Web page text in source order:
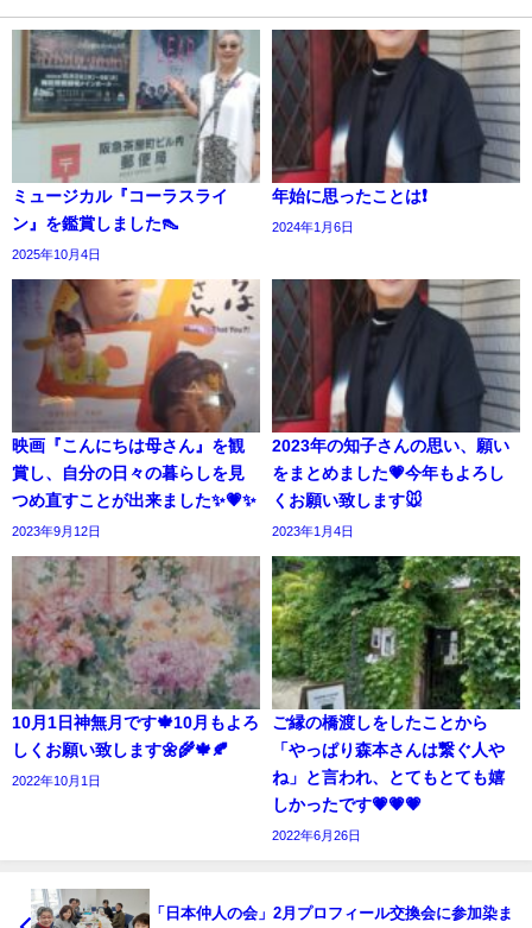
ミュージカル『コーラスライ
ン』を鑑賞しました👠
2025年10月4日
年始に思ったことは❗️
2024年1月6日
映画『こんにちは母さん』を観
賞し、自分の日々の暮らしを見
つめ直すことが出来ました✨💗✨
2023年9月12日
2023年の知子さんの思い、願い
をまとめました💗今年もよろし
くお願い致します🐭
2023年1月4日
10月1日神無月です🍁10月もよろ
しくお願い致します🌼🌾🍁🍂
2022年10月1日
ご縁の橋渡しをしたことから
「やっぱり森本さんは繋ぐ人や
ね」と言われ、とてもとても嬉
しかったです💗💗💗
2022年6月26日
「日本仲人の会」2月プロフィール交換会に参加染ま